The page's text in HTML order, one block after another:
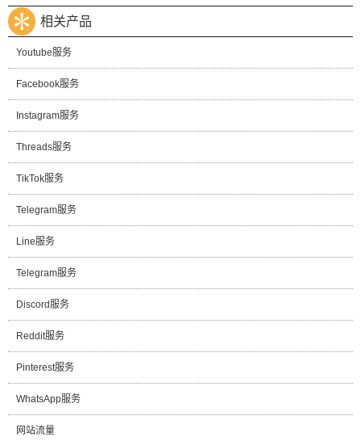
相关产品
Youtube服务
Facebook服务
Instagram服务
Threads服务
TikTok服务
Telegram服务
Line服务
Telegram服务
Discord服务
Reddit服务
Pinterest服务
WhatsApp服务
网站流量